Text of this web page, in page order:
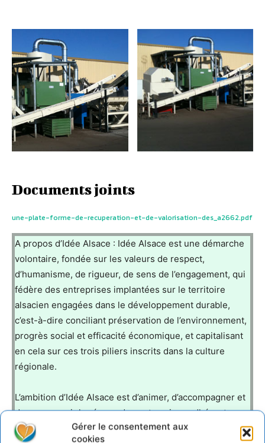
Gérer le consentement aux
cookies
Documents joints
une-plate-forme-de-recuperation-et-de-valorisation-des_a2662.pdf
A propos d’Idée Alsace : Idée Alsace est une démarche
volontaire, fondée sur les valeurs de respect,
d’humanisme, de rigueur, de sens de l’engagement, qui
fédère des entreprises implantées sur le territoire
alsacien engagées dans le développement durable,
c’est-à-dire conciliant préservation de l’environnement,
progrès social et efficacité économique, et capitalisant
en cela sur ces trois piliers inscrits dans la culture
régionale.
L’ambition d’Idée Alsace est d’animer, d’accompagner et
de promouvoir le réseau des entreprises adhérentes,
au service de l’amélioration de leur performance